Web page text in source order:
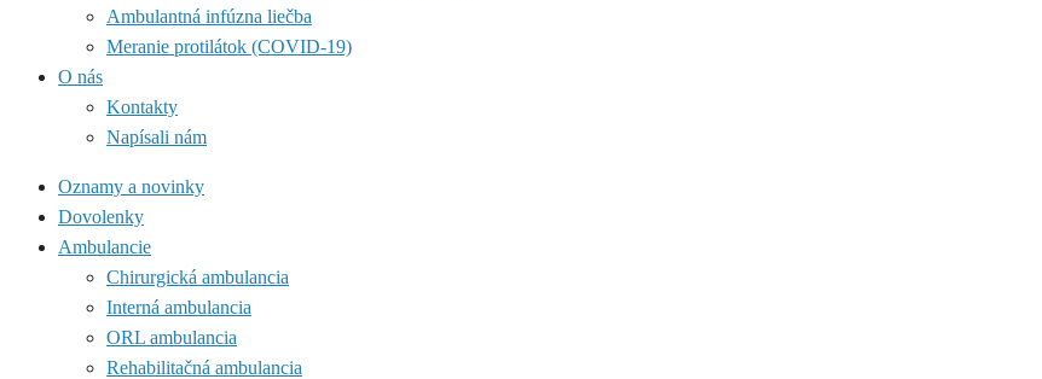
Ambulantná infúzna liečba
Meranie protilátok (COVID-19)
O nás
Kontakty
Napísali nám
Oznamy a novinky
Dovolenky
Ambulancie
Chirurgická ambulancia
Interná ambulancia
ORL ambulancia
Rehabilitačná ambulancia